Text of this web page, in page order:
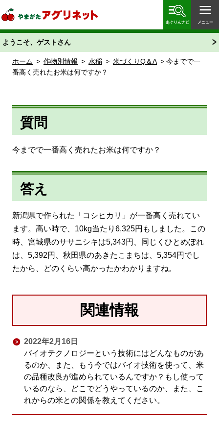
「あぐりん」
あぐりんナビ メニュー
ようこそ、ゲストさん
ホーム > 作物別情報 > 水稲 > 米づくりQ＆A > 今までで一
番高く売れたお米は何ですか？
質問
今までで一番高く売れたお米は何ですか？
答え
新潟県で作られた「コシヒカリ」が一番高く売れてい
ます。高い時で、10kg当たり6,325円もしました。この
時、宮城県のササニシキは5,343円、同じくひとめぼれ
は、5,392円、秋田県のあきたこまちは、5,354円でし
たから、どのくらい高かったかわかりますね。
関連情報
2022年2月16日
バイオテクノロジーという技術にはどんなものがあ
るのか、また、もう今ではバイオ技術を使って、米
の品種改良が進められているんですか？もし使って
いるのなら、どこでどうやっているのか、また、こ
れからの米との関係を教えてください。